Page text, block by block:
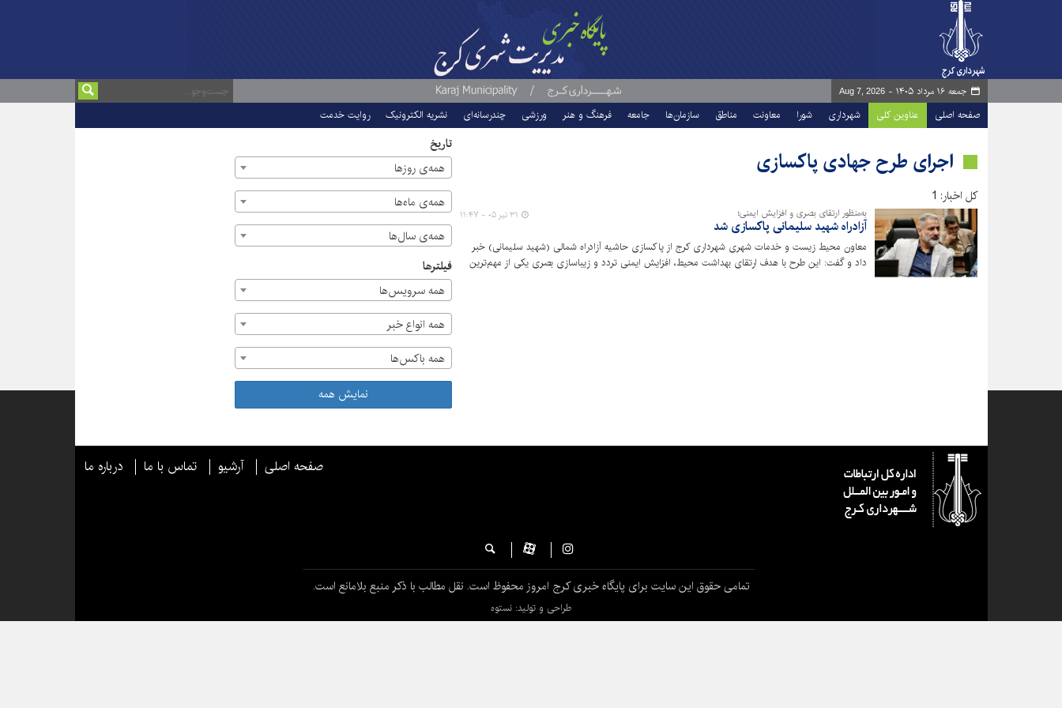
جمعه ۱۶ مرداد ۱۴۰۵ - Aug 7, 2026
صفحه اصلی عناوین کلی شهرداری شورا معاونت مناطق سازمان‌ها جامعه فرهنگ و هنر ورزشی چندرسانه‌ای نشریه الکترونیک روایت خدمت
اجرای طرح جهادی پاکسازی
کل اخبار: 1
به‌منظور ارتقای بصری و افزایش ایمنی؛
آزادراه شهید سلیمانی پاکسازی شد
معاون محیط زیست و خدمات شهری شهرداری کرج از پاکسازی حاشیه آزادراه شمالی (شهید سلیمانی) خبر
داد و گفت: این طرح با هدف ارتقای بهداشت محیط، افزایش ایمنی تردد و زیباسازی بصری یکی از مهم‌ترین
۳۱ تیر ۰۵ - ۱۱:۴۷
تاریخ
همه‌ی روزها
همه‌ی ماه‌ها
همه‌ی سال‌ها
فیلترها
همه سرویس‌ها
همه انواع خبر
همه باکس‌ها
نمایش همه
صفحه اصلی آرشیو تماس با ما درباره ما
تمامی حقوق این سایت برای پایگاه خبری کرج امروز محفوظ است. نقل مطالب با ذکر منبع بلامانع است.
طراحی و تولید: نستوه